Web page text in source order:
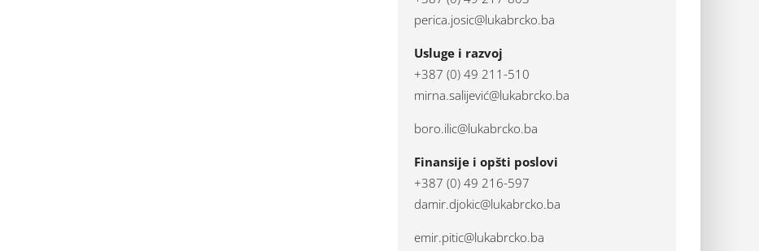
perica.josic@lukabrcko.ba
Usluge i razvoj
+387 (0) 49 211-510
mirna.salijević@lukabrcko.ba
boro.ilic@lukabrcko.ba
Finansije i opšti poslovi
+387 (0) 49 216-597
damir.djokic@lukabrcko.ba
emir.pitic@lukabrcko.ba